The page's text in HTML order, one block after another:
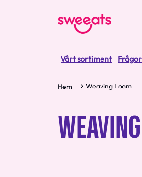
Vårt sortiment
Hem Weaving Loom